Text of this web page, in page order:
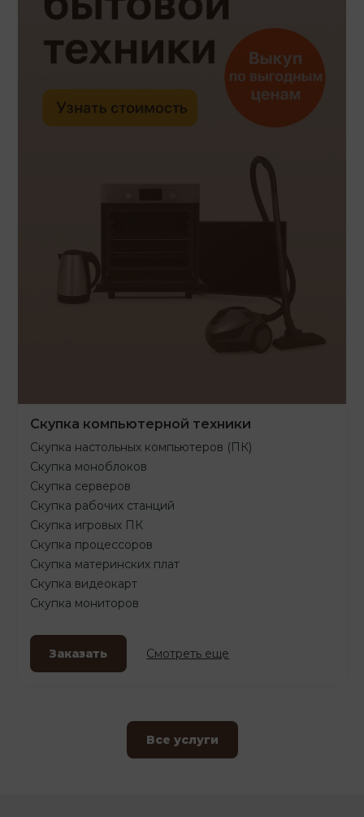
Скупка компьютерной техники
Скупка настольных компьютеров (ПК)
Скупка моноблоков
Скупка серверов
Скупка рабочих станций
Скупка игровых ПК
Скупка процессоров
Скупка материнских плат
Скупка видеокарт
Скупка мониторов
Заказать Смотреть еще
Все услуги